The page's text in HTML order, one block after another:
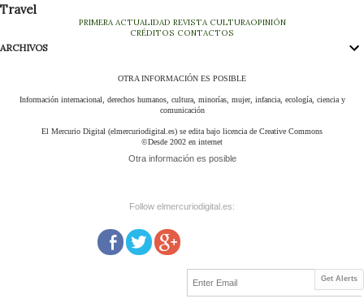
Travel
PRIMERA ACTUALIDAD REVISTA CULTURAOPINIÓN
CRÉDITOS CONTACTOS
ARCHIVOS
OTRA INFORMACIÓN ES POSIBLE
Información internacional, derechos humanos, cultura, minorías, mujer, infancia, ecología, ciencia y
comunicación
El Mercurio Digital (elmercuriodigital.es) se edita bajo licencia de Creative Commons
©Desde 2002 en internet
Otra información es posible
Follow elmercuriodigital.es:
Get Alerts